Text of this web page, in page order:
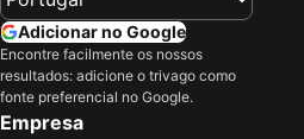
Adicionar no Google
Encontre facilmente os nossos
resultados: adicione o trivago como
fonte preferencial no Google.
Empresa